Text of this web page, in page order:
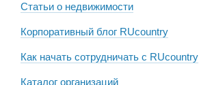
Статьи о недвижимости
Корпоративный блог RUcountry
Как начать сотрудничать с RUcountry
Каталог организаций